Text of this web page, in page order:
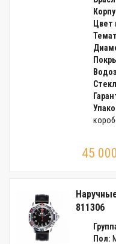
Цвет
45
811306
Пол: